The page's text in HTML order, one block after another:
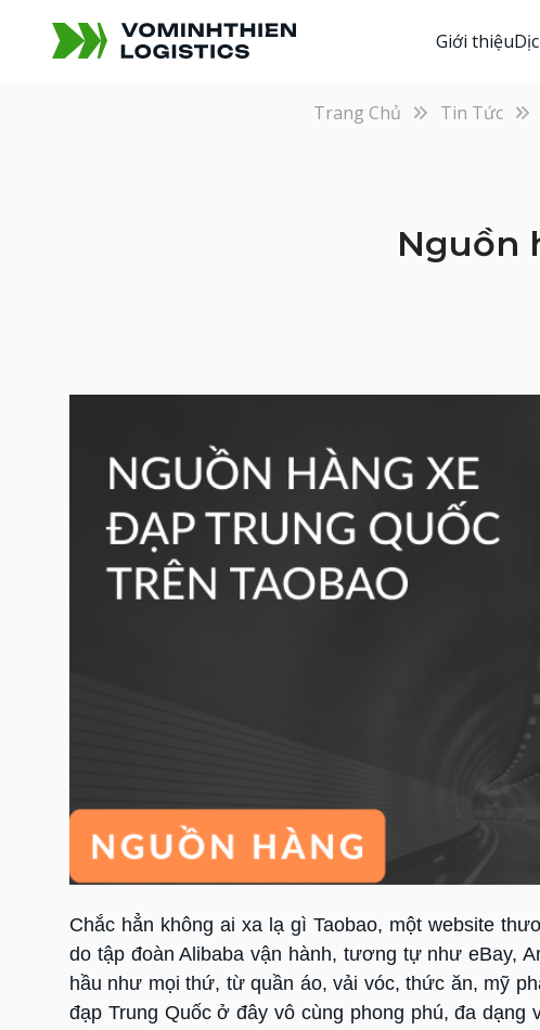
Giới thiệu
Trang Chủ Tin Tức
Nguồn
Chắc hẳn không ai xa lạ gì Taobao, một website
do tập đoàn Alibaba vận hành, tương tự như eBay,
hầu như mọi thứ, từ quần áo, vải vóc, thức ăn, mỹ
đạp Trung Quốc ở đây vô cùng phong phú, đa